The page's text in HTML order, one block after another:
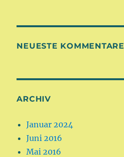
NEUESTE KOMMENTARE
ARCHIV
Januar 2024
Juni 2016
Mai 2016